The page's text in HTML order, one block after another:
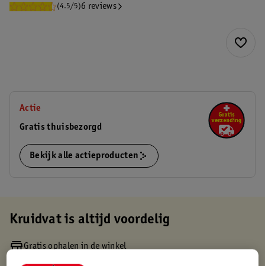
(4.5/5)6 reviews
Actie
Gratis thuisbezorgd
Bekijk alle actieproducten
Kruidvat is altijd voordelig
Gratis ophalen in de winkel